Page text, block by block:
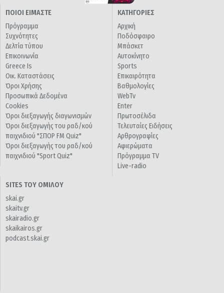
ΠΟΙΟΙ ΕΙΜΑΣΤΕ
Πρόγραμμα
Συχνότητες
Δελτία τύπου
Επικοινωνία
Greece Is
Οικ. Καταστάσεις
Όροι Χρήσης
Προσωπικά Δεδομένα
Cookies
Όροι διεξαγωγής διαγωνισμών
Όροι διεξαγωγής του ραδ/κού
παιχνιδιού "ΣΠΟΡ FM Quiz"
Όροι διεξαγωγής του ραδ/κού
παιχνιδιού "Sport Quiz"
ΚΑΤΗΓΟΡΙΕΣ
Αρχική
Ποδόσφαιρο
Μπάσκετ
Αυτοκίνητο
Sports
Επικαιρότητα
Βαθμολογίες
WebTv
Enter
Πρωτοσέλιδα
Τελευταίες Ειδήσεις
Αρθρογραφίες
Αφιερώματα
Πρόγραμμα TV
Live-radio
SITES ΤΟΥ ΟΜΙΛΟΥ
skai.gr
skaitv.gr
skairadio.gr
skaikairos.gr
podcast.skai.gr